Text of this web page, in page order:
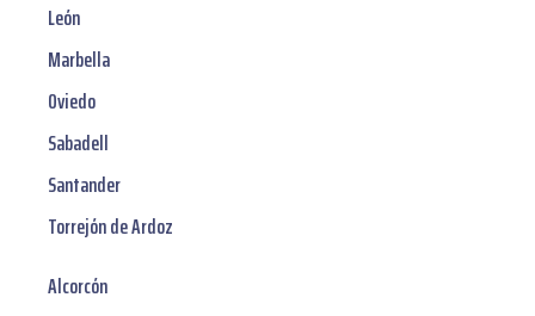
León
Marbella
Oviedo
Sabadell
Santander
Torrejón de Ardoz
Alcorcón